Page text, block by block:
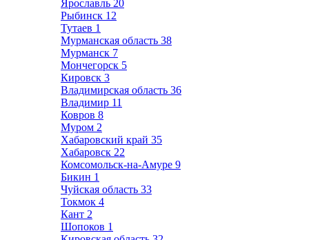
Ярославль 20
Рыбинск 12
Тутаев 1
Мурманская область 38
Мурманск 7
Мончегорск 5
Кировск 3
Владимирская область 36
Владимир 11
Ковров 8
Муром 2
Хабаровский край 35
Хабаровск 22
Комсомольск-на-Амуре 9
Бикин 1
Чуйская область 33
Токмок 4
Кант 2
Шопоков 1